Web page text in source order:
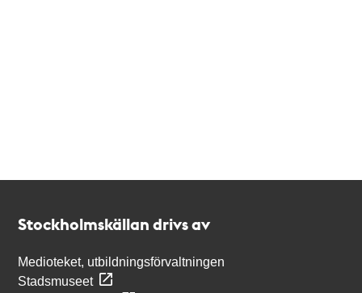
Stockholmskällan drivs av
Medioteket, utbildningsförvaltningen
Stadsmuseet